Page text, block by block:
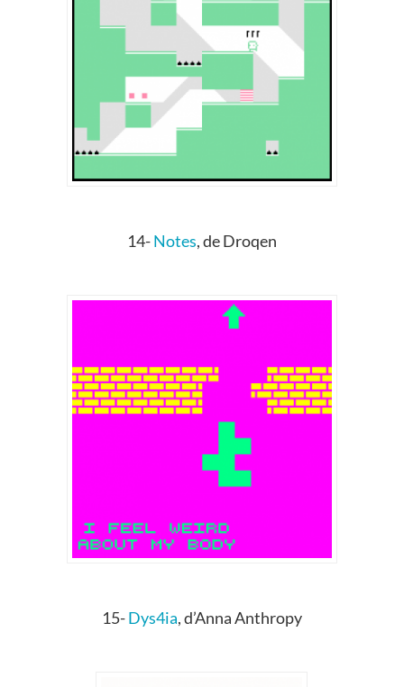
14-Notes, de Droqen
15-Dys4ia, d’Anna Anthropy